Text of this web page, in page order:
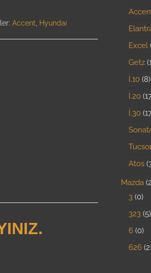
Accent Hyundai
Excel
Getz
İ.10 8
İ.20
İ.30
Atos
Mazda
3 0
323 5
6 0
626